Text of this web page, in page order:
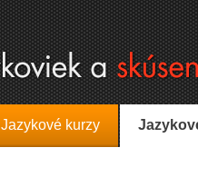
Jazykové kurzy